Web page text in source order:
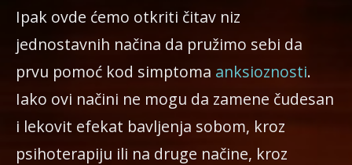
Ipak ovde ćemo otkriti čitav niz
jednostavnih načina da pružimo sebi da
prvu pomoć kod simptoma anksioznosti.
Iako ovi načini ne mogu da zamene čudesan
i lekovit efekat bavljenja sobom, kroz
psihoterapiju ili na druge načine, kroz